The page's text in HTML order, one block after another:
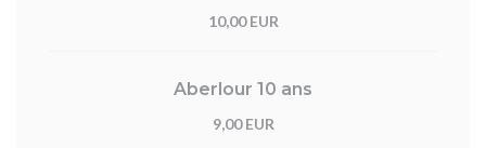
10,00 EUR
Aberlour 10 ans
9,00 EUR